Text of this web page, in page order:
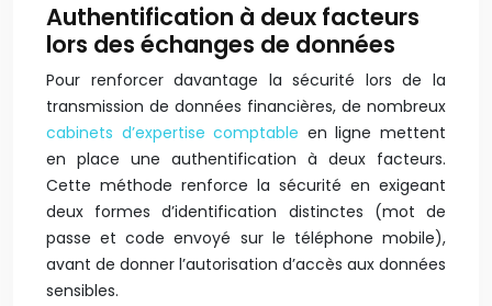
Authentification à deux facteurs
lors des échanges de données
Pour renforcer davantage la sécurité lors de la
transmission de données financières, de nombreux
cabinets d’expertise comptable en ligne mettent
en place une authentification à deux facteurs.
Cette méthode renforce la sécurité en exigeant
deux formes d’identification distinctes (mot de
passe et code envoyé sur le téléphone mobile),
avant de donner l’autorisation d’accès aux données
sensibles.